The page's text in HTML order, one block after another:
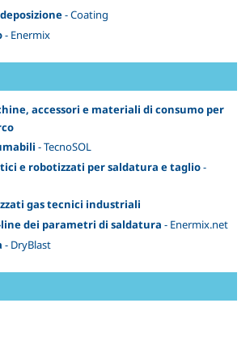
- Coating
- Enermix
accessori e materiali di consumo per
- TecnoSOL
e robotizzati per saldatura e taglio-
gas tecnici industriali
dei parametri di saldatura - Enermix.net
- DryBlast